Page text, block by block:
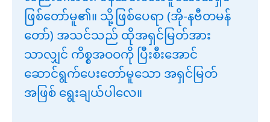
ဖြစ်တော်မူ၏။ သို့ဖြစ်ပေရာ (အို-နဗီတမန်
တော်) အသင်သည် ထိုအရှင်မြတ်အား
သာလျှင် ကိစ္စအဝဝကို ပြီးစီးအောင်
ဆောင်ရွက်ပေးတော်မူသော အရှင်မြတ်
အဖြစ် ရွေးချယ်ပါလေ။